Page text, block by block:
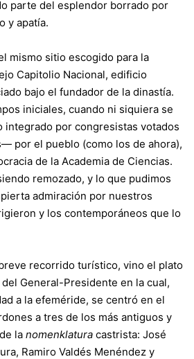
parte del esplendor borrado por
y apatía.
mismo sitio escogido para la
Capitolio Nacional, edificio
bajo el fundador de la dinastía.
iniciales, cuando ni siquiera se
integrado por congresistas votados
por el pueblo (como los de ahora),
de la Academia de Ciencias.
remozado, y lo que pudimos
admiración por nuestros
y los contemporáneos que lo
recorrido turístico, vino el plato
General-Presidente en la cual,
a la efeméride, se centró en el
a tres de los más antiguos y
la nomenklatura castrista: José
Ramiro Valdés Menéndez y